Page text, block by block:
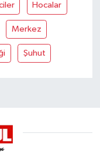
Hocalar
Merkez
Şuhut